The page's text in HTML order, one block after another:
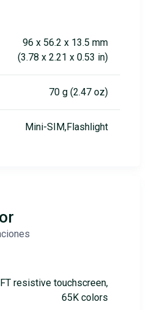
96 x 56.2 x 13.5 mm
(3.78 x 2.21 x 0.53 in)
70 g (2.47 oz)
Mini-SIM,Flashlight
resistive touchscreen,
65K colors